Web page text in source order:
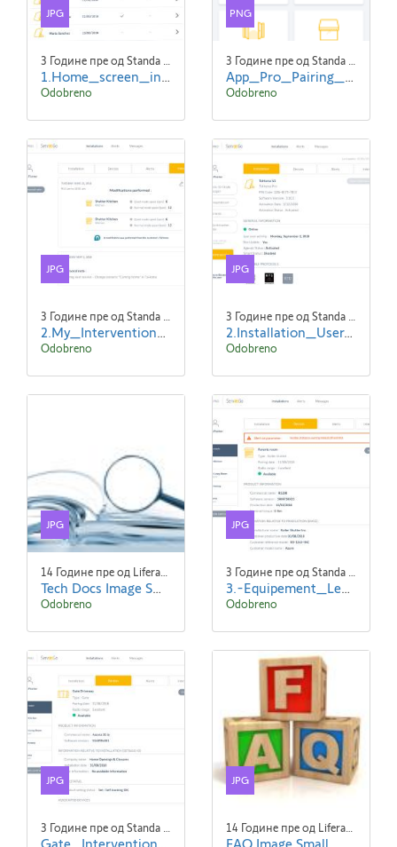
JPG
3 Године пре од Standa Blaha
1.Home_screen_initial_state-ENG.jpg
Odobreno
PNG
3 Године пре од Standa Blaha
App_Pro_Pairing_Expert_EN_screen2.png
Odobreno
JPG
3 Године пре од Standa Blaha
2.My_Interventions_Read--ENG.jpg
Odobreno
JPG
3 Године пре од Standa Blaha
2.Installation_User_Serv-e-go_Updated_Data_-ENG.jpg
Odobreno
JPG
14 Године пре од Liferay Admin Liferay Admin
Tech Docs Image Small
Odobreno
JPG
3 Године пре од Standa Blaha
3.-Equipement_Lena_VR_Detail-ENG.jpg
Odobreno
JPG
3 Године пре од Standa Blaha
Gate_Intervention_1024x768.jpg
JPG
14 Године пре од Liferay Admin Liferay Admin
FAQ Image Small